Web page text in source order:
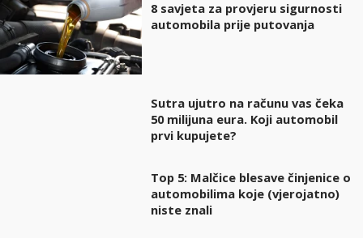
8 savjeta za provjeru sigurnosti
automobila prije putovanja
Sutra ujutro na računu vas čeka
50 milijuna eura. Koji automobil
prvi kupujete?
Top 5: Malčice blesave činjenice o
automobilima koje (vjerojatno)
niste znali